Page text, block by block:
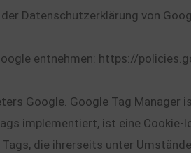
Datenschutzerklärung von
entnehmen: https://
Google. Google Tag Manager
implementiert, ist eine Cookie-
die ihrerseits unter